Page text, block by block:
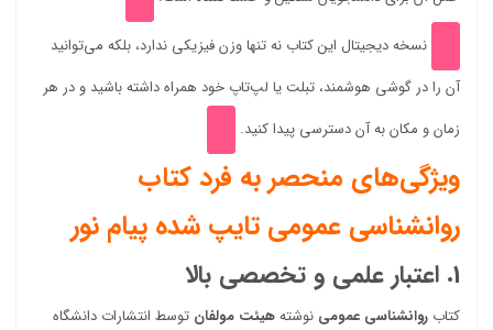
نسخه دیجیتال این کتاب نه تنها وزن فیزیکی ندارد، بلکه می‌توانید
آن را در گوشی هوشمند، تبلت یا لپ‌تاپ خود همراه داشته باشید و در هر
زمان و مکان به آن دسترسی پیدا کنید.
ویژگی‌های منحصر به فرد کتاب
روانشناسی عمومی تایپ شده پیام نور
1. اعتبار علمی و تخصصی بالا
کتاب روانشناسی عمومی نوشتههیئت مولفان توسط انتشارات دانشگاه